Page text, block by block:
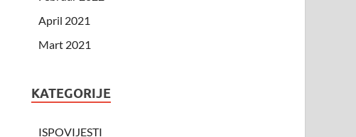
April 2021
Mart 2021
KATEGORIJE
ISPOVIJESTI